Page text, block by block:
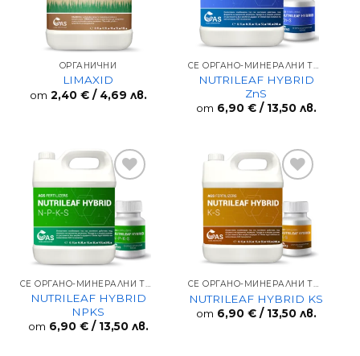
ОРГАНИЧНИ
LIMAXID
от 2,40 €/ 4,69 лв.
СЕ ОРГАНО-МИНЕРАЛНИ ТОРОВЕ
NUTRILEAF HYBRID
ZnS
от 6,90 €/ 13,50 лв.
Add to
wishlist
СЕ ОРГАНО-МИНЕРАЛНИ ТОРОВЕ
NUTRILEAF HYBRID
NPKS
от 6,90 €/ 13,50 лв.
wishlist
СЕ ОРГАНО-МИНЕРАЛНИ ТОРОВЕ
NUTRILEAF HYBRID KS
от 6,90 €/ 13,50 лв.